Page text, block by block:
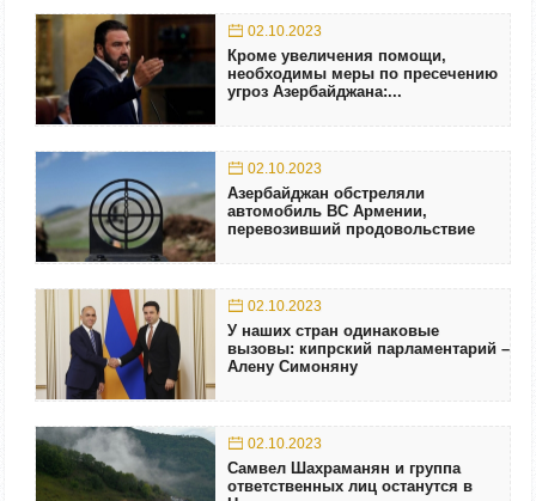
02.10.2023
Кроме увеличения помощи,
необходимы меры по пресечению
угроз Азербайджана:...
02.10.2023
Азербайджан обстреляли
автомобиль ВС Армении,
перевозивший продовольствие
02.10.2023
У наших стран одинаковые
вызовы: кипрский парламентарий –
Алену Симоняну
02.10.2023
Самвел Шахраманян и группа
ответственных лиц останутся в